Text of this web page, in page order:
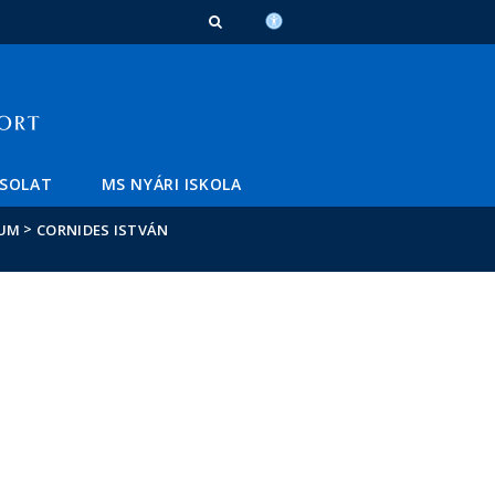
MS NYÁRI ISKOLA
> CORNIDES ISTVÁN